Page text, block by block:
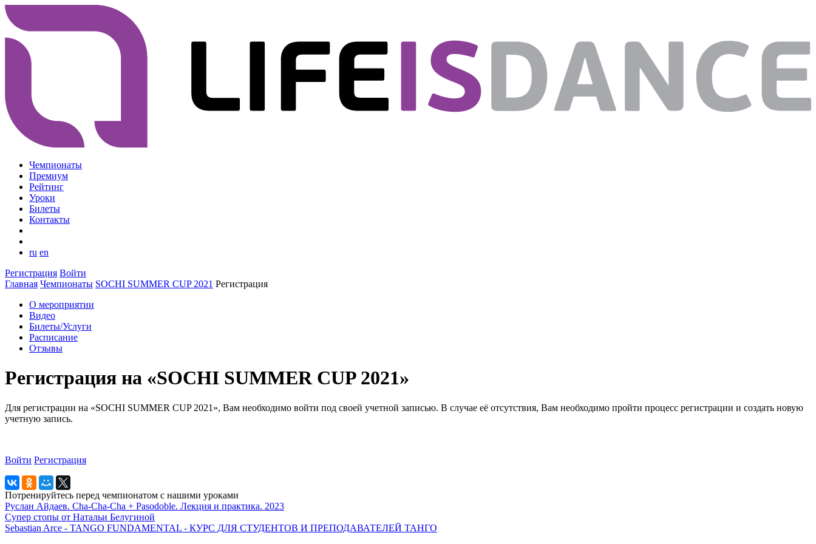
Чемпионаты
Премиум
Рейтинг
Уроки
Билеты
Контакты
ru en
Регистрация Войти
Главная Чемпионаты SOCHI SUMMER CUP 2021 Регистрация
О мероприятии
Видео
Билеты/Услуги
Расписание
Отзывы
Регистрация на «SOCHI SUMMER CUP 2021»
Для регистрации на «SOCHI SUMMER CUP 2021», Вам необходимо войти под своей учетной записью. В случае её отсутствия, Вам необходимо пройти процесс регистрации и создать новую
учетную запись.
Войти Регистрация
Потренируйтесь перед чемпионатом с нашими уроками
Руслан Айдаев. Cha-Cha-Cha + Pasodoble. Лекция и практика. 2023
Супер стопы от Натальи Белугиной
Sebastian Arce - TANGO FUNDAMENTAL - КУРС ДЛЯ СТУДЕНТОВ И ПРЕПОДАВАТЕЛЕЙ ТАНГО